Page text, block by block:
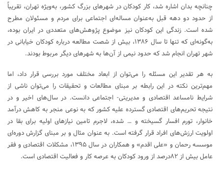
چنانچه بدان اشاره شد، کار کودکان در شهرهای بزرگ کشور، به‌ویژه تهران، تقریباً
از حدود دو دهه قبل به‌عنوان مساله‌ای اجتماعی برای مردم و مسئولان مطرح
شده است. زندگی این کودکان نیز موضوع پژوهش‌های متعددی در ایران بوده،
به‌گونه‌ای که تنها تا سال ۱۳۸۶، بیش از شصت مطالعه درباره کودکان خیابانی در
شهر تهران انجام شد که حدود نیمی از آن‌ها به شهرهای دیگر مربوط بودند.
به هر تقدیر این مسئله را می‌توان از ابعاد مختلف مورد بررسی قرار داد، اما
مهم‌ترین نکته در این رابطه بر مبنای مطالعات و تحقیقات را می‌توان ناشی از
شرایط نامساعد اقتصادی و مدیریتی- اجتماعی دانست. در سال‌های اخیر و در
نتیجه تحریم‌های اقتصادی گسترده علیه کشور که به نوعی منجر به کاهش درآمد
خانوار، تورم افسار گسیخته و … شده، لاجرم تامین نیازهای اولیه برای بقا در
اولویت ارزش‌های افراد قرار گرفته است. به عنوان مثال و بر مبنای گزارش دوره‌ای
موسسه رحمان و «علی اقدم» و همکاران در سال ۱۳۹۵، مشکلات اقتصادی و فقر
عامل بیش از ۸۲درصد از ورود کودکان به عرصه کار و فعالیت اقتصادی است.